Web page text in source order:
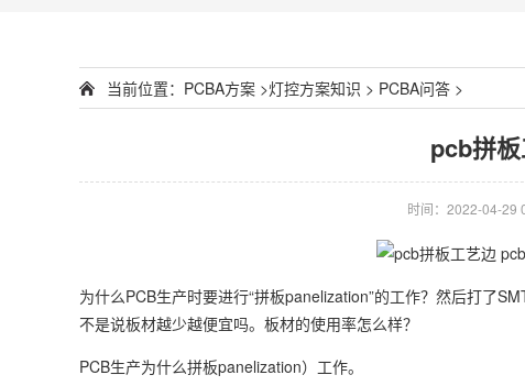
当前位置： PCBA方案 >灯控方案知识 > PCBA问答 >
pcb拼
时间：2022-04-29
为什么PCB生产时要进行“拼板panelization”的工作？然后打了
不是说板材越少越便宜吗。板材的使用率怎么样？
PCB生产为什么拼板panelization）工作。